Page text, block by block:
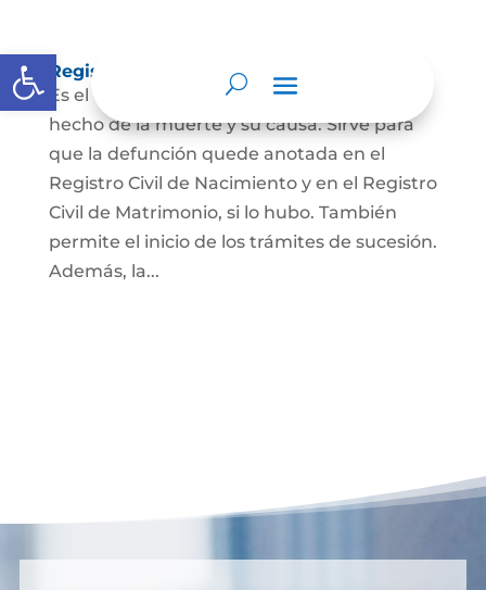
Abrir barra de herramientas
Registro Civil de Defunción
Es el documento público que prueba el
hecho de la muerte y su causa. Sirve para
que la defunción quede anotada en el
Registro Civil de Nacimiento y en el Registro
Civil de Matrimonio, si lo hubo. También
permite el inicio de los trámites de sucesión.
Además, la...